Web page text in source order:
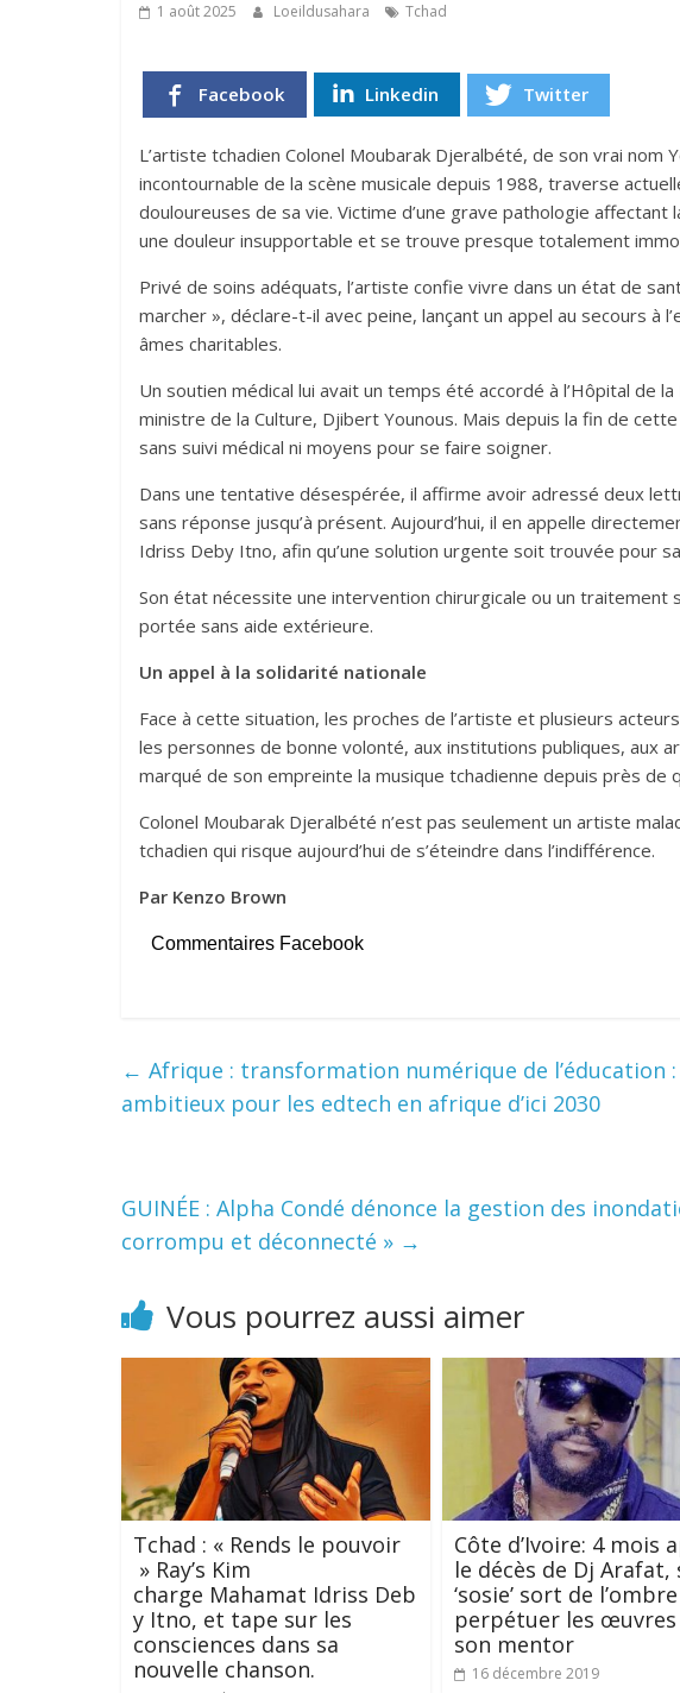
1 août 2025 Loeildusahara Tchad
Facebook Linkedin Twitter
L’artiste tchadien Colonel Moubarak Djeralbété, de son vrai nom
incontournable de la scène musicale depuis 1988, traverse
douloureuses de sa vie. Victime d’une grave pathologie
une douleur insupportable et se trouve presque totalement
Privé de soins adéquats, l’artiste confie vivre dans un état de
marcher », déclare-t-il avec peine, lançant un appel au secours à
âmes charitables.
Un soutien médical lui avait un temps été accordé à l’Hôpital de
ministre de la Culture, Djibert Younous. Mais depuis la fin de
sans suivi médical ni moyens pour se faire soigner.
Dans une tentative désespérée, il affirme avoir adressé deux
sans réponse jusqu’à présent. Aujourd’hui, il en appelle
Idriss Deby Itno, afin qu’une solution urgente soit trouvée pour
Son état nécessite une intervention chirurgicale ou un traitement
portée sans aide extérieure.
Un appel à la solidarité nationale
Face à cette situation, les proches de l’artiste et plusieurs
les personnes de bonne volonté, aux institutions publiques, aux
marqué de son empreinte la musique tchadienne depuis près de
Colonel Moubarak Djeralbété n’est pas seulement un artiste
tchadien qui risque aujourd’hui de s’éteindre dans l’indifférence.
Par Kenzo Brown
Commentaires Facebook
← Afrique : transformation numérique de l’éducation :
ambitieux pour les edtech en afrique d’ici 2030
GUINÉE : Alpha Condé dénonce la gestion des
corrompu et déconnecté » →
Vous pourrez aussi aimer
Tchad : « Rends le pouvoir
» Ray’s Kim
charge Mahamat Idriss Deb
y Itno, et tape sur les
consciences dans sa
nouvelle chanson.
Côte d’Ivoire: 4 mois
le décès de Dj Arafat,
‘sosie’ sort de
perpétuer les œuvres
son mentor
16 décembre 2019